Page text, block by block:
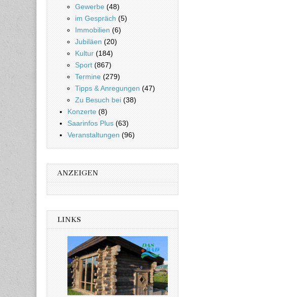
Gewerbe (48)
im Gespräch (5)
Immobilien (6)
Jubiläen (20)
Kultur (184)
Sport (867)
Termine (279)
Tipps & Anregungen (47)
Zu Besuch bei (38)
Konzerte (8)
Saarinfos Plus (63)
Veranstaltungen (96)
ANZEIGEN
LINKS